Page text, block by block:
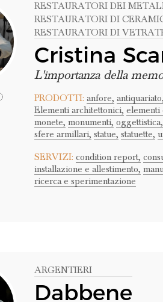
RESTAURATORI DEI
RESTAURATORI DI
RESTAURATORI DI
Cristina
L'importanza della
PRODOTTI: anfore, antiquariato,
Elementi architettonici, elementi
monete, monumenti, oggettistica,
sfere armillari, statue, statuette,
SERVIZI: condition report,
installazione e allestimento,
ricerca e sperimentazione
ARGENTIERI
Dabbene